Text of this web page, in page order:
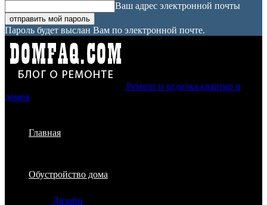
Ваш адрес электронной почты
Пароль будет выслан Вам по электронной почте.
Ремонт и отделка квартир и
домов
Главная
Обустройство дома
Дизайн